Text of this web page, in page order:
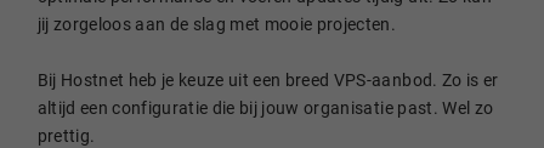
jij zorgeloos aan de slag met mooie projecten.
Bij Hostnet heb je keuze uit een breed VPS-aanbod. Zo is er
altijd een configuratie die bij jouw organisatie past. Wel zo
prettig.